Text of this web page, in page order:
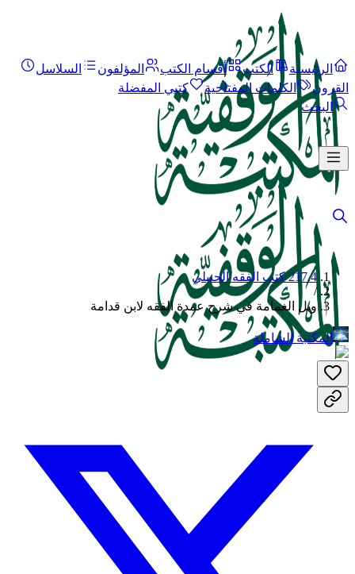
الرئيسية الكتب أقسام الكتب المؤلفون
السلاسل
القرون
الكلمات المفتاحية
كتبي المفضلة
البحث
217.4 كتب الفقه الحنبلي
/
وبل الغمامة في شرح عمدة الفقه لابن قدامة
المكتبة الشاملة